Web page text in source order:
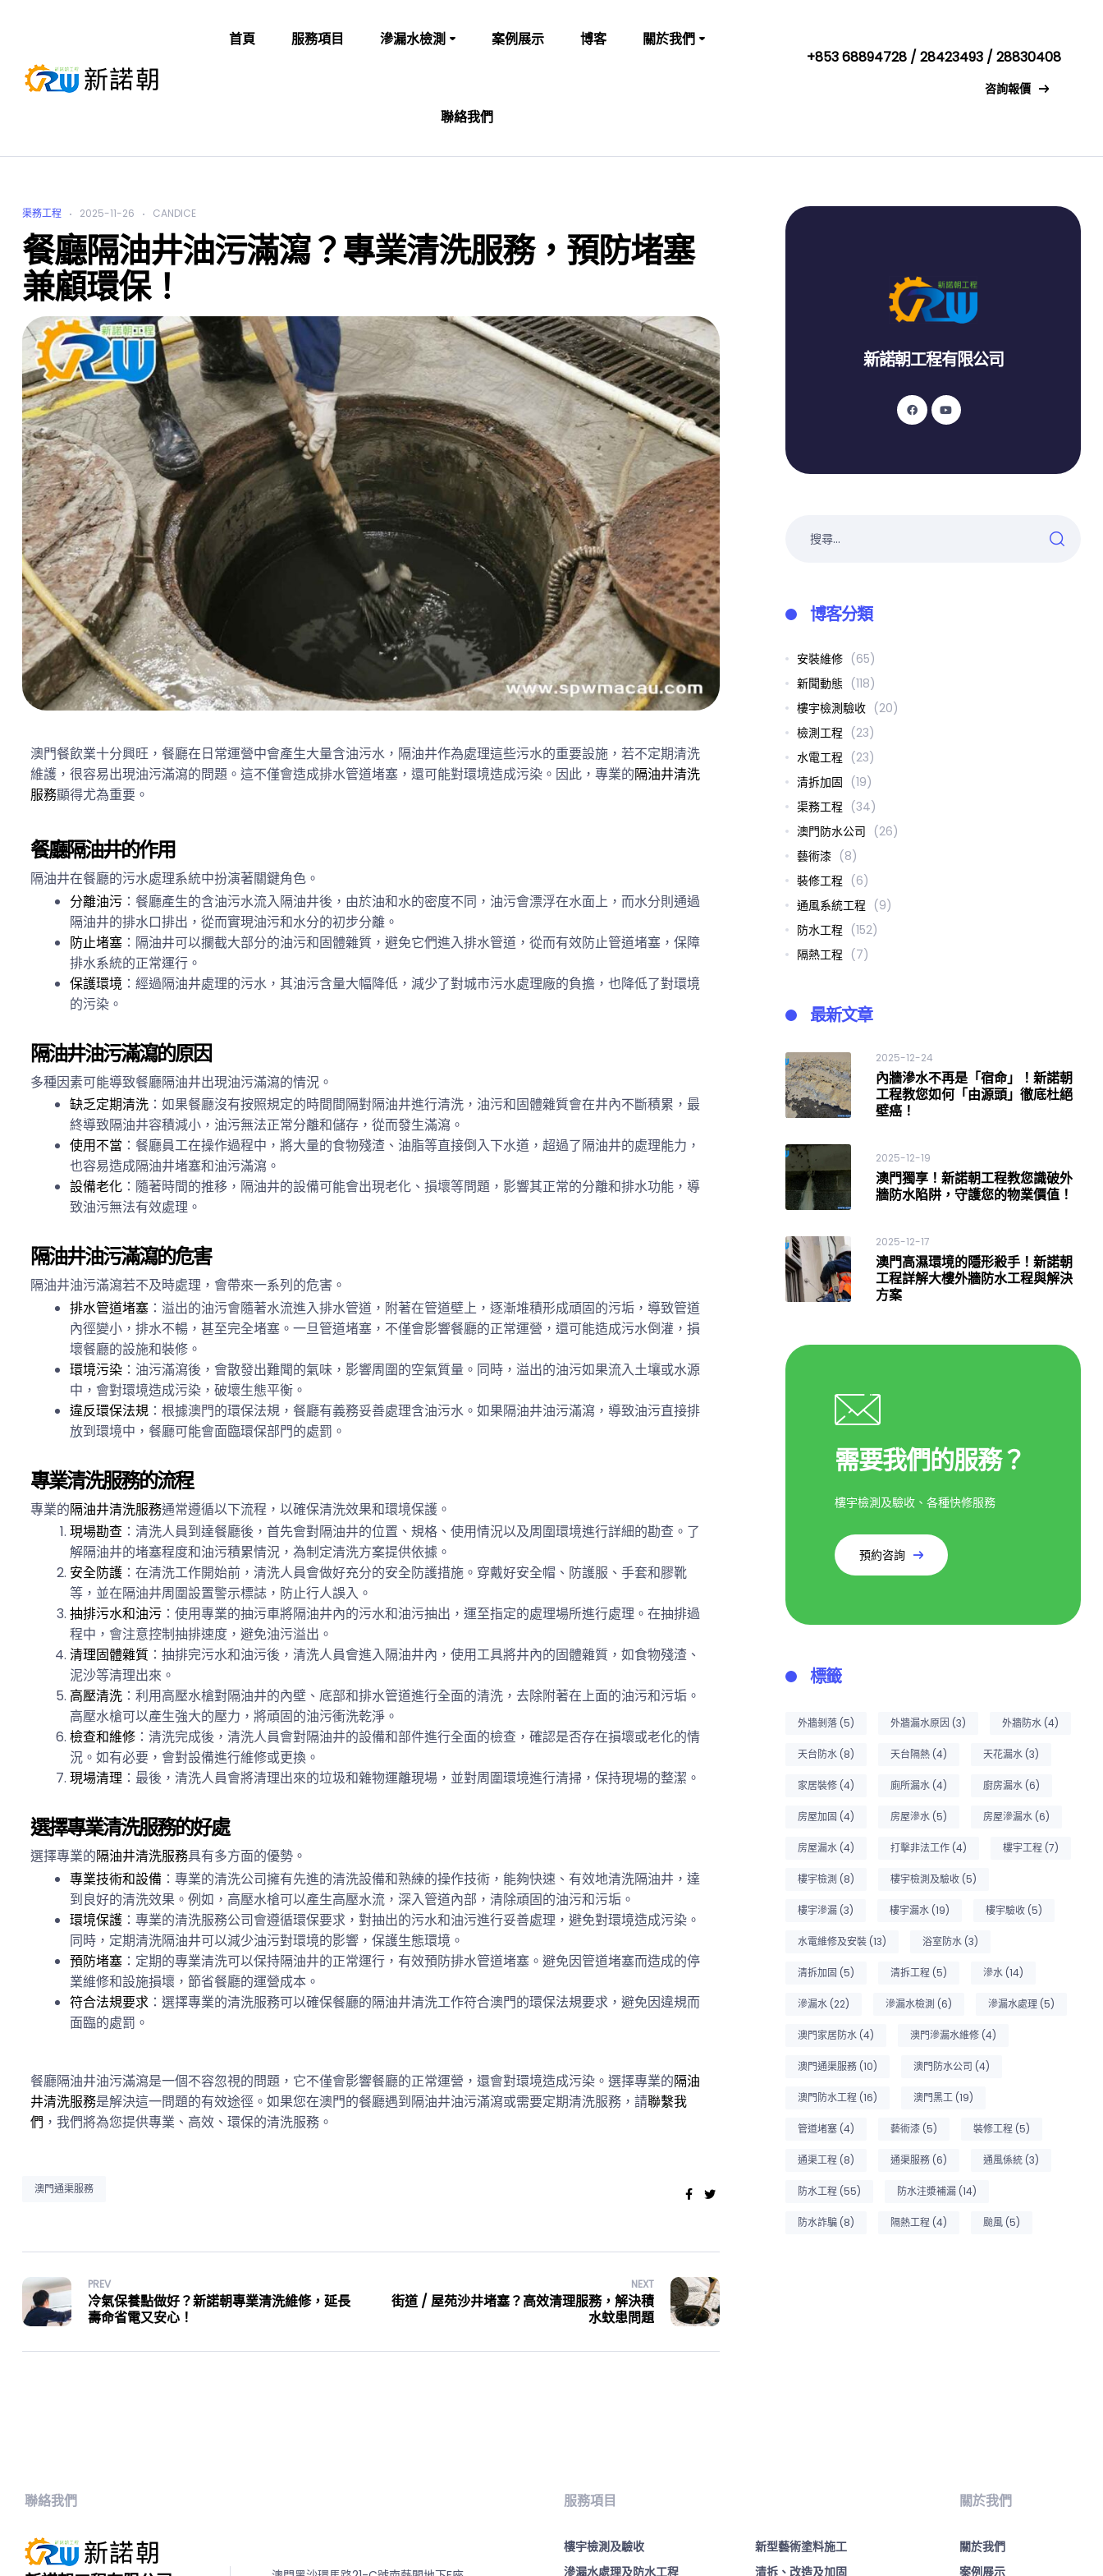
首頁 服務項目 滲漏水檢測 案例展示 博客 關於我們
聯絡我們
+853 68894728 / 28423493 / 28830408
咨詢報價
渠務工程 2025-11-26 CANDICE
餐廳隔油井油污滿瀉？專業清洗服務，預防堵塞
兼顧環保！
澳門餐飲業十分興旺，餐廳在日常運營中會產生大量含油污水，隔油井作為處理這些污水的重要設施，若不定期清洗
維護，很容易出現油污滿瀉的問題。這不僅會造成排水管道堵塞，還可能對環境造成污染。因此，專業的隔油井清洗
服務顯得尤為重要。
餐廳隔油井的作用
隔油井在餐廳的污水處理系統中扮演著關鍵角色。
分離油污 ：餐廳產生的含油污水流入隔油井後，由於油和水的密度不同，油污會漂浮在水面上，而水分則通過
隔油井的排水口排出，從而實現油污和水分的初步分離。
防止堵塞 ：隔油井可以攔截大部分的油污和固體雜質，避免它們進入排水管道，從而有效防止管道堵塞，保障
排水系統的正常運行。
保護環境 ：經過隔油井處理的污水，其油污含量大幅降低，減少了對城市污水處理廠的負擔，也降低了對環境
的污染。
隔油井油污滿瀉的原因
多種因素可能導致餐廳隔油井出現油污滿瀉的情況。
缺乏定期清洗 ：如果餐廳沒有按照規定的時間間隔對隔油井進行清洗，油污和固體雜質會在井內不斷積累，最
終導致隔油井容積減小，油污無法正常分離和儲存，從而發生滿瀉。
使用不當 ：餐廳員工在操作過程中，將大量的食物殘渣、油脂等直接倒入下水道，超過了隔油井的處理能力，
也容易造成隔油井堵塞和油污滿瀉。
設備老化 ：隨著時間的推移，隔油井的設備可能會出現老化、損壞等問題，影響其正常的分離和排水功能，導
致油污無法有效處理。
隔油井油污滿瀉的危害
隔油井油污滿瀉若不及時處理，會帶來一系列的危害。
排水管道堵塞 ：溢出的油污會隨著水流進入排水管道，附著在管道壁上，逐漸堆積形成頑固的污垢，導致管道
內徑變小，排水不暢，甚至完全堵塞。一旦管道堵塞，不僅會影響餐廳的正常運營，還可能造成污水倒灌，損
壞餐廳的設施和裝修。
環境污染 ：油污滿瀉後，會散發出難聞的氣味，影響周圍的空氣質量。同時，溢出的油污如果流入土壤或水源
中，會對環境造成污染，破壞生態平衡。
違反環保法規 ：根據澳門的環保法規，餐廳有義務妥善處理含油污水。如果隔油井油污滿瀉，導致油污直接排
放到環境中，餐廳可能會面臨環保部門的處罰。
專業清洗服務的流程
專業的隔油井清洗服務通常遵循以下流程，以確保清洗效果和環境保護。
現場勘查 ：清洗人員到達餐廳後，首先會對隔油井的位置、規格、使用情況以及周圍環境進行詳細的勘查。了
解隔油井的堵塞程度和油污積累情況，為制定清洗方案提供依據。
安全防護 ：在清洗工作開始前，清洗人員會做好充分的安全防護措施。穿戴好安全帽、防護服、手套和膠靴
等，並在隔油井周圍設置警示標誌，防止行人誤入。
抽排污水和油污 ：使用專業的抽污車將隔油井內的污水和油污抽出，運至指定的處理場所進行處理。在抽排過
程中，會注意控制抽排速度，避免油污溢出。
清理固體雜質 ：抽排完污水和油污後，清洗人員會進入隔油井內，使用工具將井內的固體雜質，如食物殘渣、
泥沙等清理出來。
高壓清洗 ：利用高壓水槍對隔油井的內壁、底部和排水管道進行全面的清洗，去除附著在上面的油污和污垢。
高壓水槍可以產生強大的壓力，將頑固的油污衝洗乾淨。
檢查和維修 ：清洗完成後，清洗人員會對隔油井的設備和部件進行全面的檢查，確認是否存在損壞或老化的情
況。如有必要，會對設備進行維修或更換。
現場清理 ：最後，清洗人員會將清理出來的垃圾和雜物運離現場，並對周圍環境進行清掃，保持現場的整潔。
選擇專業清洗服務的好處
選擇專業的隔油井清洗服務具有多方面的優勢。
專業技術和設備 ：專業的清洗公司擁有先進的清洗設備和熟練的操作技術，能夠快速、有效地清洗隔油井，達
到良好的清洗效果。例如，高壓水槍可以產生高壓水流，深入管道內部，清除頑固的油污和污垢。
環境保護 ：專業的清洗服務公司會遵循環保要求，對抽出的污水和油污進行妥善處理，避免對環境造成污染。
同時，定期清洗隔油井可以減少油污對環境的影響，保護生態環境。
預防堵塞 ：定期的專業清洗可以保持隔油井的正常運行，有效預防排水管道堵塞。避免因管道堵塞而造成的停
業維修和設施損壞，節省餐廳的運營成本。
符合法規要求 ：選擇專業的清洗服務可以確保餐廳的隔油井清洗工作符合澳門的環保法規要求，避免因違規而
面臨的處罰。
餐廳隔油井油污滿瀉是一個不容忽視的問題，它不僅會影響餐廳的正常運營，還會對環境造成污染。選擇專業的隔油
井清洗服務是解決這一問題的有效途徑。如果您在澳門的餐廳遇到隔油井油污滿瀉或需要定期清洗服務，請聯繫我
們 ，我們將為您提供專業、高效、環保的清洗服務。
澳門通渠服務 Facebook
Twitter
PREV
冷氣保養點做好？新諾朝專業清洗維修，延長
壽命省電又安心！
NEXT
街道 / 屋苑沙井堵塞？高效清理服務，解決積
水蚊患問題
新諾朝工程有限公司
博客分類
安裝維修 (65)
新聞動態 (118)
樓宇檢測驗收 (20)
檢測工程 (23)
水電工程 (23)
清拆加固 (19)
渠務工程 (34)
澳門防水公司 (26)
藝術漆 (8)
裝修工程 (6)
通風系統工程 (9)
防水工程 (152)
隔熱工程 (7)
最新文章
2025-12-24
內牆滲水不再是「宿命」！新諾朝
工程教您如何「由源頭」徹底杜絕
壁癌！
2025-12-19
澳門獨享！新諾朝工程教您識破外
牆防水陷阱，守護您的物業價值！
2025-12-17
澳門高濕環境的隱形殺手！新諾朝
工程詳解大樓外牆防水工程與解決
方案
需要我們的服務？
樓宇檢測及驗收、各種快修服務
預約咨詢
標籤
外牆剝落 (5) 外牆漏水原因 (3) 外牆防水 (4)
天台防水 (8) 天台隔熱 (4) 天花漏水 (3)
家居裝修 (4) 廁所漏水 (4) 廚房漏水 (6)
房屋加固 (4) 房屋滲水 (5) 房屋滲漏水 (6)
房屋漏水 (4) 打擊非法工作 (4) 樓宇工程 (7)
樓宇檢測 (8) 樓宇檢測及驗收 (5)
樓宇滲漏 (3) 樓宇漏水 (19) 樓宇驗收 (5)
水電維修及安裝 (13) 浴室防水 (3)
清拆加固 (5) 清拆工程 (5) 滲水 (14)
滲漏水 (22) 滲漏水檢測 (6) 滲漏水處理 (5)
澳門家居防水 (4) 澳門滲漏水維修 (4)
澳門通渠服務 (10) 澳門防水公司 (4)
澳門防水工程 (16) 澳門黑工 (19)
管道堵塞 (4) 藝術漆 (5) 裝修工程 (5)
通渠工程 (8) 通渠服務 (6) 通風係統 (3)
防水工程 (55) 防水注漿補漏 (14)
防水詐騙 (8) 隔熱工程 (4) 颱風 (5)
聯絡我們 服務項目
樓宇檢測及驗收
滲漏水處理及防水工程
新型藝術塗料施工
清拆、改造及加固
關於我們
關於我們
案例展示